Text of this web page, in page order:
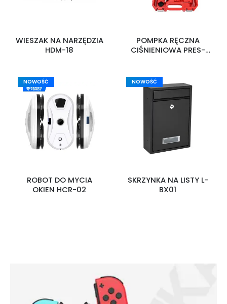
WIESZAK NA NARZĘDZIA
HDM-18
POMPKA RĘCZNA
CIŚNIENIOWA PRES-
NOWOŚĆ
ROBOT DO MYCIA
OKIEN HCR-02
NOWOŚĆ
SKRZYNKA NA LISTY L-
BX01